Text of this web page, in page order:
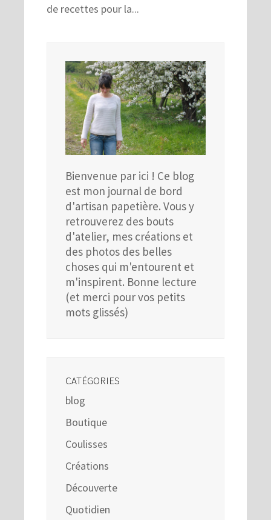
de recettes pour la...
Bienvenue par ici ! Ce blog
est mon journal de bord
d'artisan papetière. Vous y
retrouverez des bouts
d'atelier, mes créations et
des photos des belles
choses qui m'entourent et
m'inspirent. Bonne lecture
(et merci pour vos petits
mots glissés)
CATÉGORIES
blog
Boutique
Coulisses
Créations
Découverte
Quotidien